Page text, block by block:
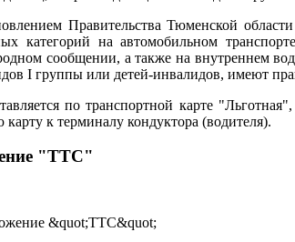
Правительства Тюменской
категорий на автомобильном
сообщении, а также на внутреннем
I группы или детей-инвалидов, имеют
по транспортной карте
к терминалу кондуктора (водителя).
"ТТС"